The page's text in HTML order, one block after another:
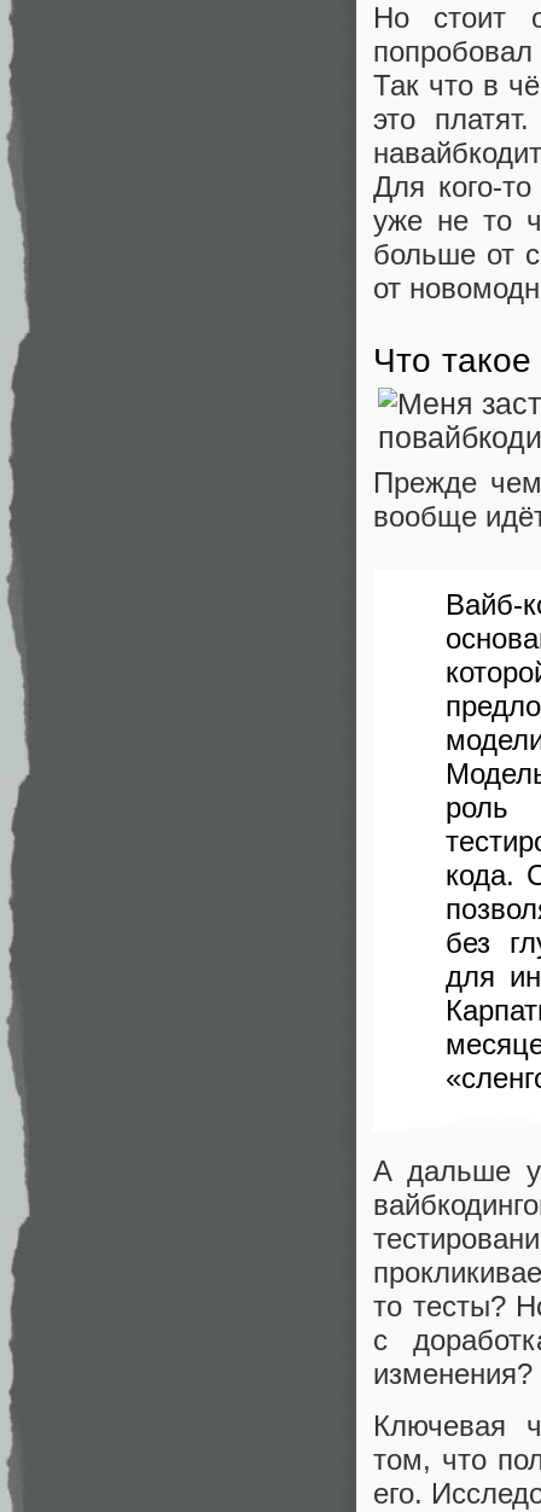
Но стоит
Так что в
это
Для кого-
уже не то
больше от
от
Что
Прежде
вообще
Вайб-
роль
кода.
без
для
А дальше
то тесты?
с
изменения?
Ключевая
том, что
его.